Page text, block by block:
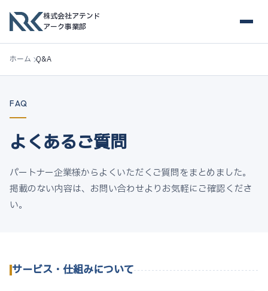
株式会社アテンド
アーク事業部
ホーム Q&A
FAQ
よくあるご質問
パートナー企業様からよくいただくご質問をまとめました。
掲載のない内容は、お問い合わせよりお気軽にご確認くださ
い。
サービス・仕組みについて